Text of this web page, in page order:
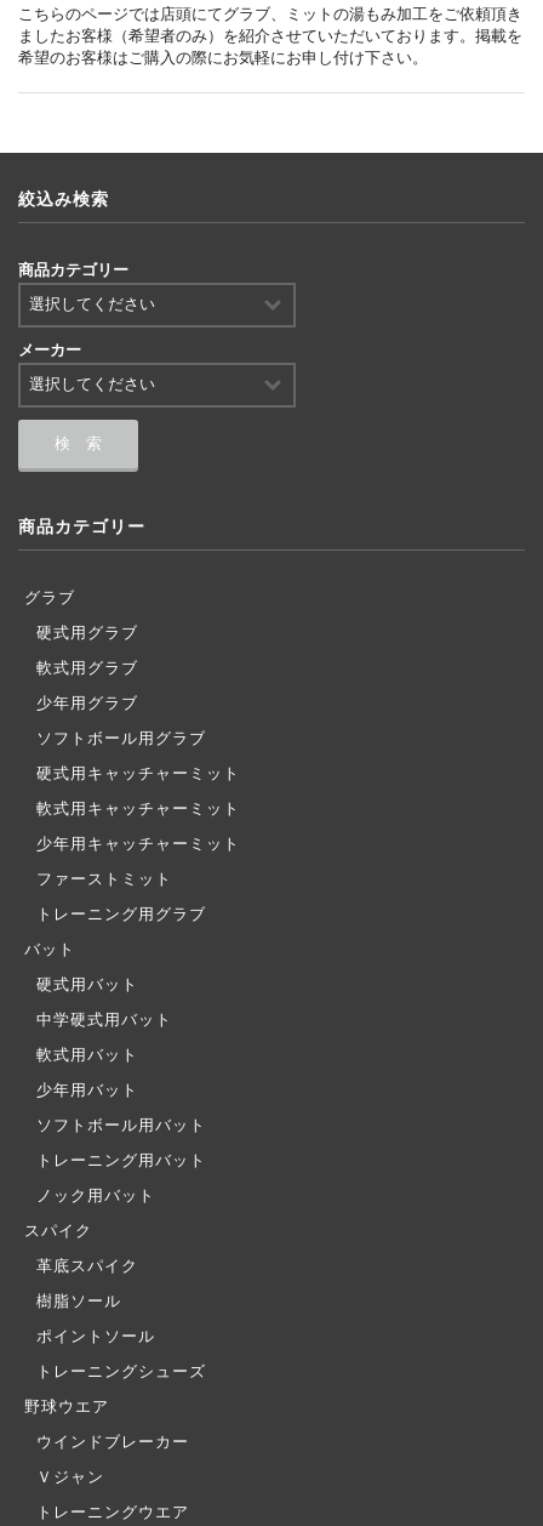
こちらのページでは店頭にてグラブ、ミットの湯もみ加工をご依頼頂き
ましたお客様（希望者のみ）を紹介させていただいております。掲載を
希望のお客様はご購入の際にお気軽にお申し付け下さい。
絞込み検索
商品カテゴリー
メーカー
商品カテゴリー
グラブ
硬式用グラブ
軟式用グラブ
少年用グラブ
ソフトボール用グラブ
硬式用キャッチャーミット
軟式用キャッチャーミット
少年用キャッチャーミット
ファーストミット
トレーニング用グラブ
バット
硬式用バット
中学硬式用バット
軟式用バット
少年用バット
ソフトボール用バット
トレーニング用バット
ノック用バット
スパイク
革底スパイク
樹脂ソール
ポイントソール
トレーニングシューズ
野球ウエア
ウインドブレーカー
Ｖジャン
トレーニングウエア